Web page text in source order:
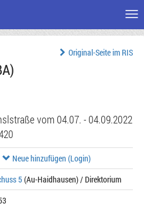
Original-Seite im RIS
vom 04.07. - 04.09.2022
Neue hinzufügen (Login)
5(Au-Haidhausen) / Direktorium